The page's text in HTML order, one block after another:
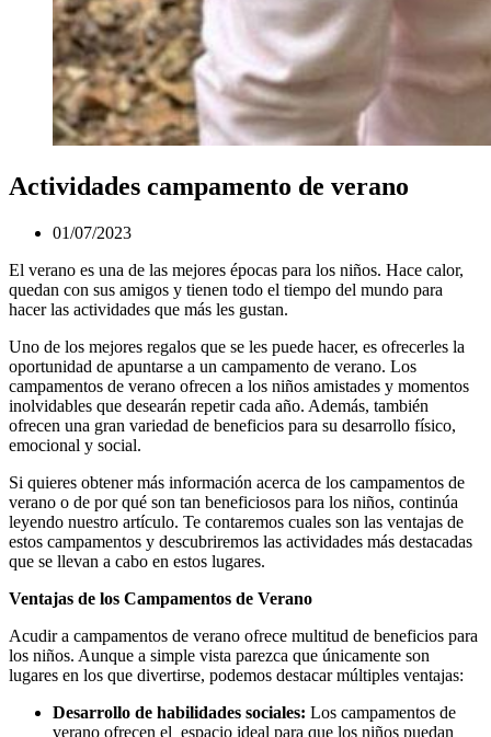
Actividades campamento de verano
01/07/2023
El verano es una de las mejores épocas para los niños. Hace calor,
quedan con sus amigos y tienen todo el tiempo del mundo para
hacer las actividades que más les gustan.
Uno de los mejores regalos que se les puede hacer, es ofrecerles la
oportunidad de apuntarse a un campamento de verano. Los
campamentos de verano ofrecen a los niños amistades y momentos
inolvidables que desearán repetir cada año. Además, también
ofrecen una gran variedad de beneficios para su desarrollo físico,
emocional y social.
Si quieres obtener más información acerca de los campamentos de
verano o de por qué son tan beneficiosos para los niños, continúa
leyendo nuestro artículo. Te contaremos cuales son las ventajas de
estos campamentos y descubriremos las actividades más destacadas
que se llevan a cabo en estos lugares.
Ventajas de los Campamentos de Verano
Acudir a campamentos de verano ofrece multitud de beneficios para
los niños. Aunque a simple vista parezca que únicamente son
lugares en los que divertirse, podemos destacar múltiples ventajas:
Desarrollo de habilidades sociales: Los campamentos de
verano ofrecen el espacio ideal para que los niños puedan